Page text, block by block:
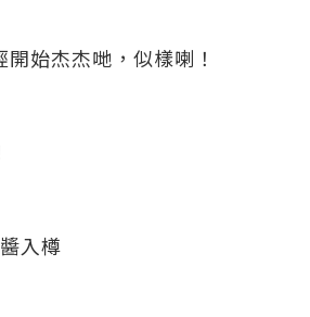
始杰杰哋，似樣喇！
入樽